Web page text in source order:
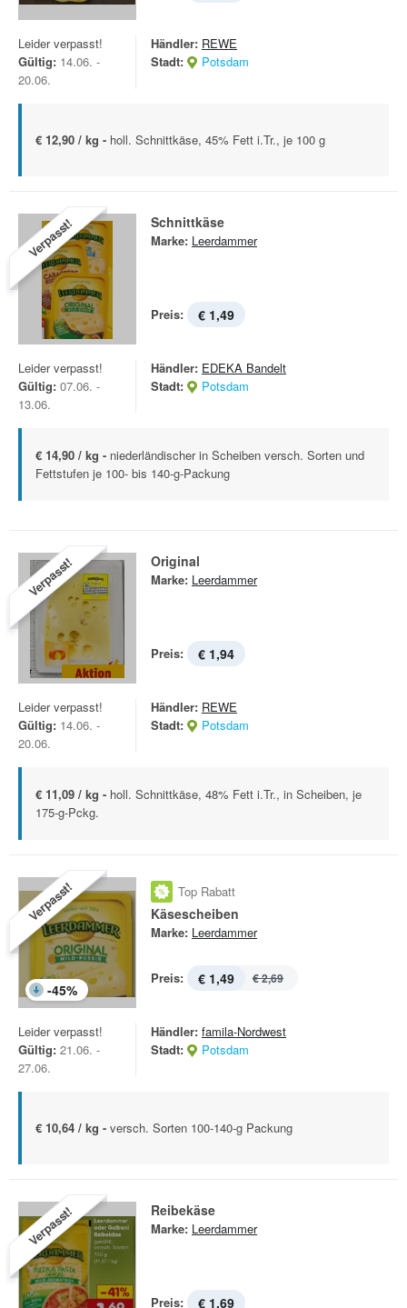
Leider verpasst!
Gültig: 14.06. -
20.06.
Händler: REWE
Stadt:
Potsdam
€ 12,90 / kg - holl. Schnittkäse, 45% Fett i.Tr., je 100 g
Verpasst! Schnittkäse
Marke: Leerdammer
Preis: € 1,49
Leider verpasst!
Gültig: 07.06. -
13.06.
Händler: EDEKA Bandelt
Stadt:
Potsdam
€ 14,90 / kg - niederländischer in Scheiben versch. Sorten und
Fettstufen je 100- bis 140-g-Packung
Verpasst! Original
Marke: Leerdammer
Preis: € 1,94
Leider verpasst!
Gültig: 14.06. -
20.06.
Händler: REWE
Stadt:
Potsdam
€ 11,09 / kg - holl. Schnittkäse, 48% Fett i.Tr., in Scheiben, je
175-g-Pckg.
Verpasst!
-45%
Top Rabatt
Käsescheiben
Marke: Leerdammer
Preis: € 1,49 € 2,69
Leider verpasst!
Gültig: 21.06. -
27.06.
Händler: famila-Nordwest
Stadt:
Potsdam
€ 10,64 / kg - versch. Sorten 100-140-g Packung
Verpasst! Reibekäse
Marke: Leerdammer
Preis: € 1,69